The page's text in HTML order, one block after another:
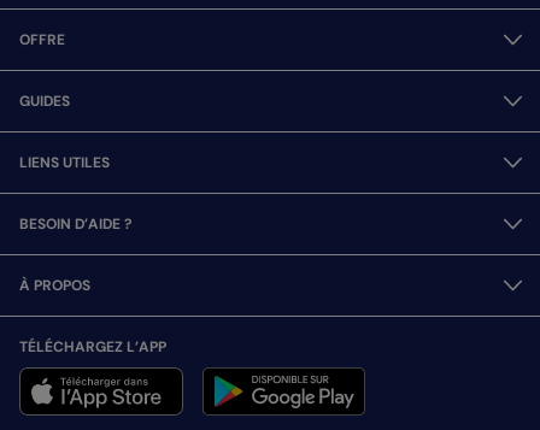
OFFRE
GUIDES
LIENS UTILES
BESOIN D’AIDE ?
À PROPOS
TÉLÉCHARGEZ L’APP